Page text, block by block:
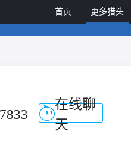
首页 更多猎头
在线聊
天